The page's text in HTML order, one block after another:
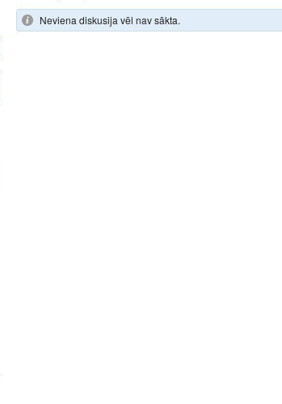
Neviena diskusija vēl nav sākta.